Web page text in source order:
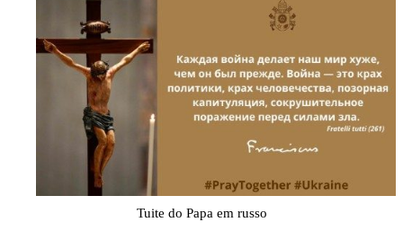
Tuite do Papa em russo